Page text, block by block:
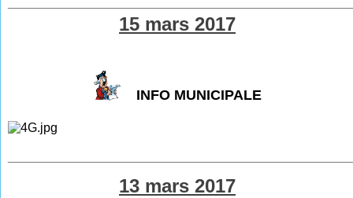
15 mars 2017
INFO MUNICIPALE
13 mars 2017